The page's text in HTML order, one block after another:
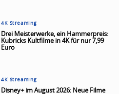
4K Streaming
Drei Meisterwerke, ein Hammerpreis:
Kubricks Kultfilme in 4K für nur 7,99
Euro
4K Streaming
Disney+ im August 2026: Neue Filme